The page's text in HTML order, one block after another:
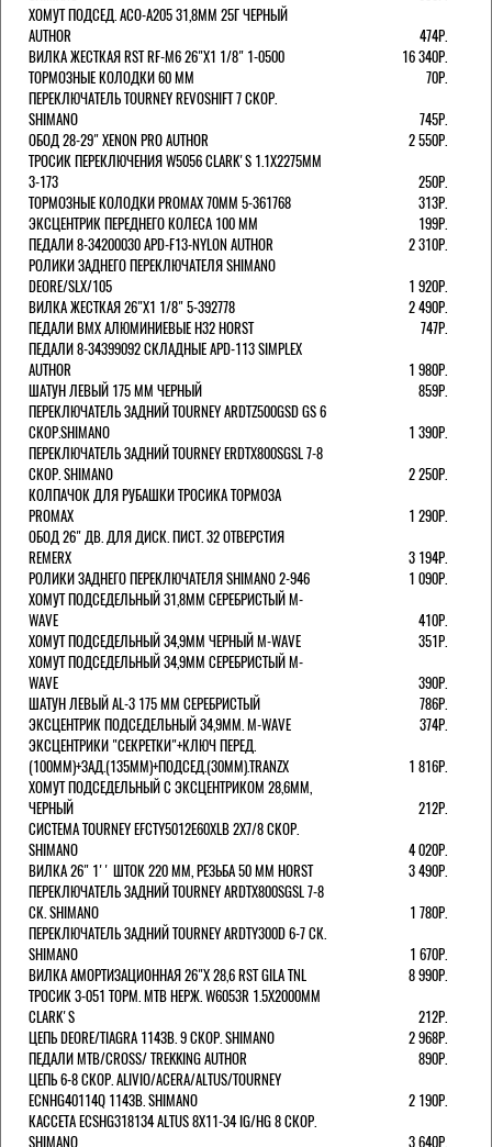
ХОМУТ ПОДСЕД. ACO-A205 31,8ММ 25Г ЧЕРНЫЙ
AUTHOR
474Р.
ВИЛКА ЖЕСТКАЯ RST RF-M6 26"Х1 1/8" 1-0500
16 340Р.
ТОРМОЗНЫЕ КОЛОДКИ 60 ММ
70Р.
ПЕРЕКЛЮЧАТЕЛЬ TOURNEY REVOSHIFT 7 СКОР.
SHIMANO
745Р.
ОБОД 28-29" XENON PRO AUTHOR
2 550Р.
ТРОСИК ПЕРЕКЛЮЧЕНИЯ W5056 CLARK'S 1.1Х2275ММ
3-173
250Р.
ТОРМОЗНЫЕ КОЛОДКИ PROMAX 70ММ 5-361768
313Р.
ЭКСЦЕНТРИК ПЕРЕДНЕГО КОЛЕСА 100 ММ
199Р.
ПЕДАЛИ 8-34200030 APD-F13-NYLON AUTHOR
2 310Р.
РОЛИКИ ЗАДНЕГО ПЕРЕКЛЮЧАТЕЛЯ SHIMANO
DEORE/SLX/105
1 920Р.
ВИЛКА ЖЕСТКАЯ 26"Х1 1/8" 5-392778
2 490Р.
ПЕДАЛИ BMX АЛЮМИНИЕВЫЕ H32 HORST
747Р.
ПЕДАЛИ 8-34399092 СКЛАДНЫЕ APD-113 SIMPLEX
AUTHOR
1 980Р.
ШАТУН ЛЕВЫЙ 175 ММ ЧЕРНЫЙ
859Р.
ПЕРЕКЛЮЧАТЕЛЬ ЗАДНИЙ TOURNEY ARDTZ500GSD GS 6
СКОР.SHIMANO
1 390Р.
ПЕРЕКЛЮЧАТЕЛЬ ЗАДНИЙ TOURNEY ERDTX800SGSL 7-8
СКОР. SHIMANO
2 250Р.
КОЛПАЧОК ДЛЯ РУБАШКИ ТРОСИКА ТОРМОЗА
PROMAX
1 290Р.
ОБОД 26" ДВ. ДЛЯ ДИСК. ПИСТ. 32 ОТВЕРСТИЯ
REMERX
3 194Р.
РОЛИКИ ЗАДНЕГО ПЕРЕКЛЮЧАТЕЛЯ SHIMANO 2-946
1 090Р.
ХОМУТ ПОДСЕДЕЛЬНЫЙ 31,8ММ СЕРЕБРИСТЫЙ M-
WAVE
410Р.
ХОМУТ ПОДСЕДЕЛЬНЫЙ 34,9ММ ЧЕРНЫЙ M-WAVE
351Р.
ХОМУТ ПОДСЕДЕЛЬНЫЙ 34,9ММ СЕРЕБРИСТЫЙ M-
WAVE
390Р.
ШАТУН ЛЕВЫЙ AL-3 175 ММ СЕРЕБРИСТЫЙ
786Р.
ЭКСЦЕНТРИК ПОДСЕДЕЛЬНЫЙ 34,9ММ. M-WAVE
374Р.
ЭКСЦЕНТРИКИ "СЕКРЕТКИ"+КЛЮЧ ПЕРЕД.
(100ММ)+ЗАД.(135ММ)+ПОДСЕД.(30ММ).TRANZX
1 816Р.
ХОМУТ ПОДСЕДЕЛЬНЫЙ С ЭКСЦЕНТРИКОМ 28,6ММ,
ЧЕРНЫЙ
212Р.
СИСТЕМА TOURNEY EFCTY5012E60XLB 2X7/8 СКОР.
SHIMANO
4 020Р.
ВИЛКА 26" 1'' ШТОК 220 ММ, РЕЗЬБА 50 ММ HORST
3 490Р.
ПЕРЕКЛЮЧАТЕЛЬ ЗАДНИЙ TOURNEY ARDTX800SGSL 7-8
СК. SHIMANO
1 780Р.
ПЕРЕКЛЮЧАТЕЛЬ ЗАДНИЙ TOURNEY ARDTY300D 6-7 СК.
SHIMANO
1 670Р.
ВИЛКА АМОРТИЗАЦИОННАЯ 26"Х 28,6 RST GILA TNL
8 990Р.
ТРОСИК 3-051 ТОРМ. MTB НЕРЖ. W6053R 1.5Х2000ММ
СLARK'S
212Р.
ЦЕПЬ DEORE/TIAGRA 114ЗВ. 9 СКОР. SHIMANO
2 968Р.
ПЕДАЛИ MTB/CROSS/ TREKKING AUTHOR
890Р.
ЦЕПЬ 6-8 СКОР. ALIVIO/ACERA/ALTUS/TOURNEY
ECNHG40114Q 114ЗВ. SHIMANO
2 190Р.
КАССЕТА ECSHG318134 ALTUS 8Х11-34 IG/HG 8 СКОР.
SHIMANO
3 640Р.